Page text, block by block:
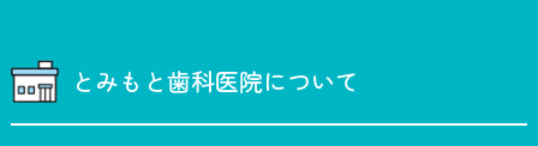
とみもと歯科医院について